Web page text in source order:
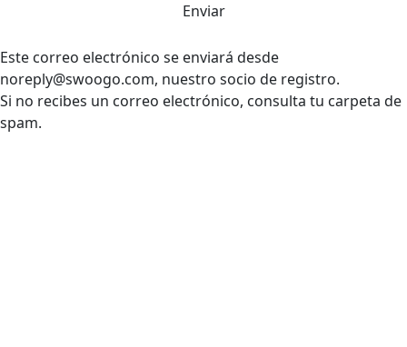
Enviar
Este correo electrónico se enviará desde
noreply@swoogo.com, nuestro socio de registro.
Si no recibes un correo electrónico, consulta tu carpeta de
spam.